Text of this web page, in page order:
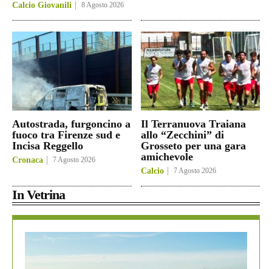
Calcio Giovanili 8 Agosto 2026
Autostrada, furgoncino a
fuoco tra Firenze sud e
Incisa Reggello
Cronaca 7 Agosto 2026
Il Terranuova Traiana
allo “Zecchini” di
Grosseto per una gara
amichevole
Calcio 7 Agosto 2026
In Vetrina